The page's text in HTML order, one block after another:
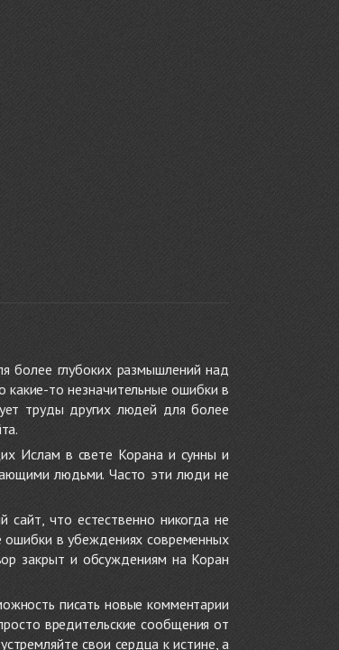
более глубоких размышлений над
какие-то незначительные ошибки в
труды других людей для более
Ислам в свете Корана и сунны и
людьми. Часто эти люди не
что естественно никогда не
ошибки в убеждениях современных
закрыт и обсуждениям на Коран
писать новые комментарии
вредительские сообщения от
свои сердца к истине, а